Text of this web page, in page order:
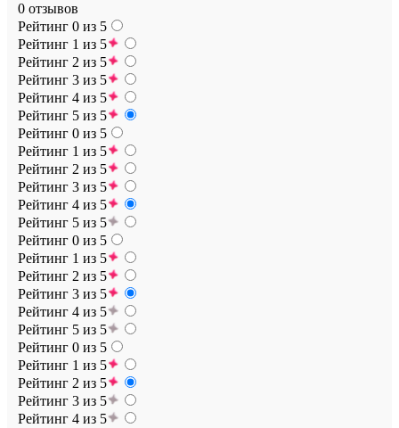
0 отзывов
Рейтинг 0 из 5
Рейтинг 1 из 5
Рейтинг 2 из 5
Рейтинг 3 из 5
Рейтинг 4 из 5
Рейтинг 5 из 5
Рейтинг 0 из 5
Рейтинг 1 из 5
Рейтинг 2 из 5
Рейтинг 3 из 5
Рейтинг 4 из 5
Рейтинг 5 из 5
Рейтинг 0 из 5
Рейтинг 1 из 5
Рейтинг 2 из 5
Рейтинг 3 из 5
Рейтинг 4 из 5
Рейтинг 5 из 5
Рейтинг 0 из 5
Рейтинг 1 из 5
Рейтинг 2 из 5
Рейтинг 3 из 5
Рейтинг 4 из 5